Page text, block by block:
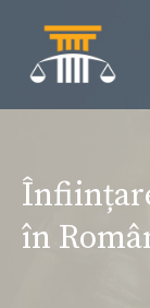
conținut
în